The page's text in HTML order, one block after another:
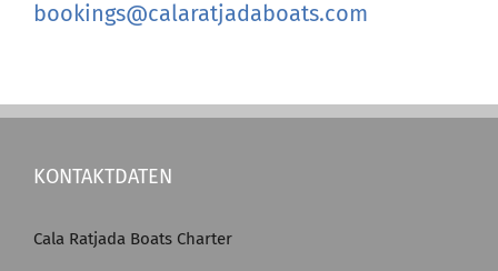
bookings@calaratjadaboats.com
KONTAKTDATEN
Cala Ratjada Boats Charter